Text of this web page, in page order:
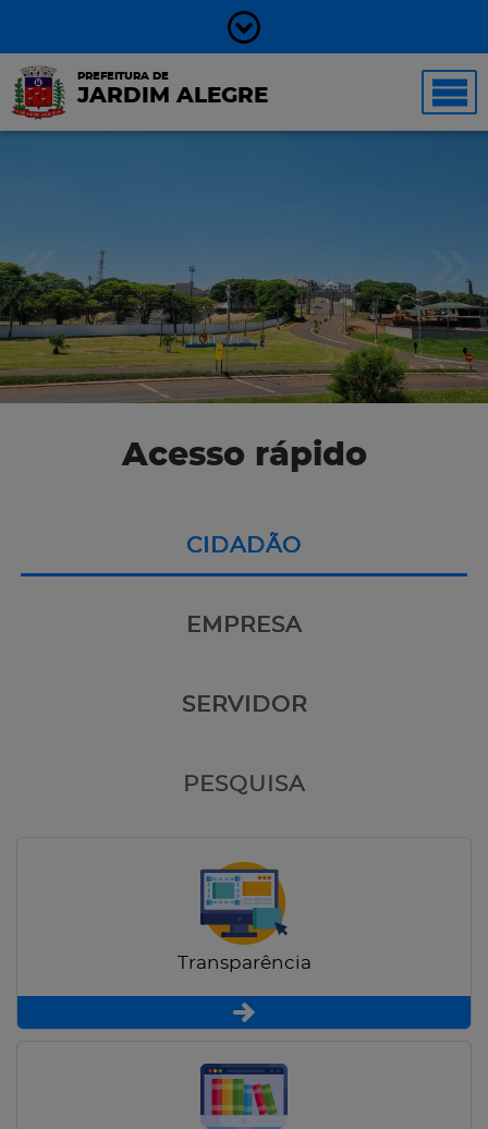
PREFEITURA DE
JARDIM ALEGRE
Acesso rápido
CIDADÃO
EMPRESA
SERVIDOR
PESQUISA
Transparência